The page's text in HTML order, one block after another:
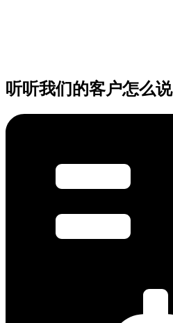
听听我们的客户怎么说